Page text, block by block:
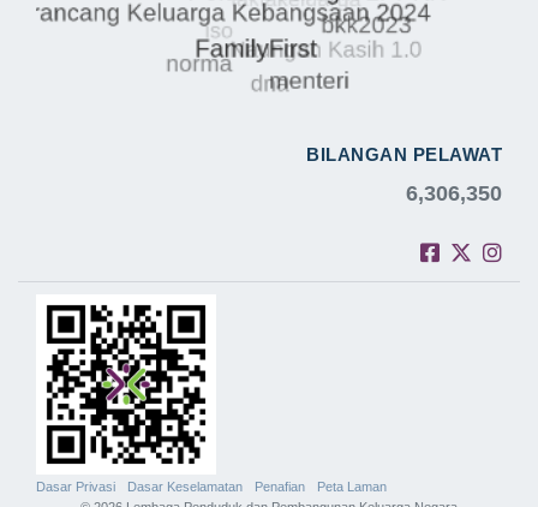
BILANGAN PELAWAT
6,306,350
Dasar Privasi Dasar Keselamatan Penafian
Peta Laman